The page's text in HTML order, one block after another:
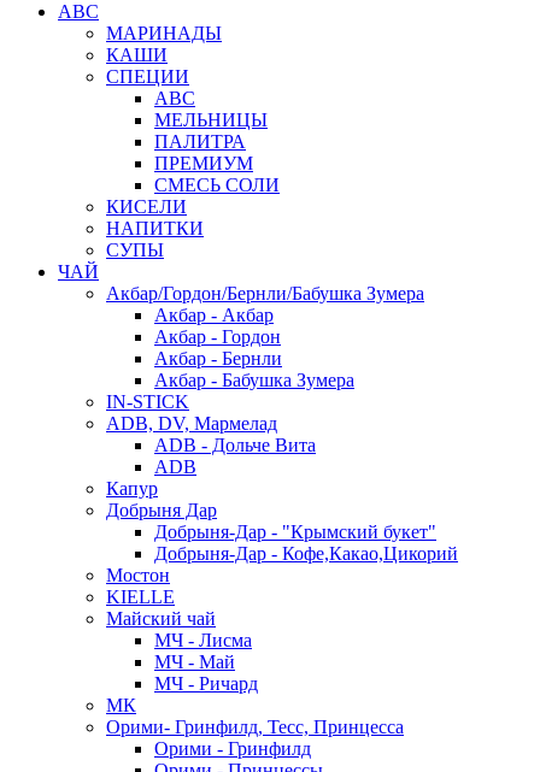
АВС
МАРИНАДЫ
КАШИ
СПЕЦИИ
АВС
МЕЛЬНИЦЫ
ПАЛИТРА
ПРЕМИУМ
СМЕСЬ СОЛИ
КИСЕЛИ
НАПИТКИ
СУПЫ
ЧАЙ
Акбар/Гордон/Бернли/Бабушка Зумера
Акбар - Акбар
Акбар - Гордон
Акбар - Бернли
Акбар - Бабушка Зумера
IN-STICK
ADB, DV, Мармелад
ADB - Дольче Вита
ADB
Капур
Добрыня Дар
Добрыня-Дар - "Крымский букет"
Добрыня-Дар - Кофе,Какао,Цикорий
Мостон
KIELLE
Майский чай
МЧ - Лисма
МЧ - Май
МЧ - Ричард
МК
Орими- Гринфилд, Тесс, Принцесса
Орими - Гринфилд